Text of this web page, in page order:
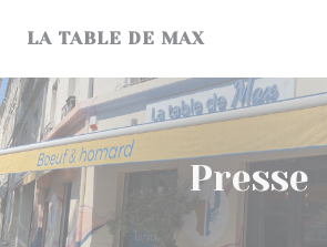
LA TABLE DE MAX
Presse